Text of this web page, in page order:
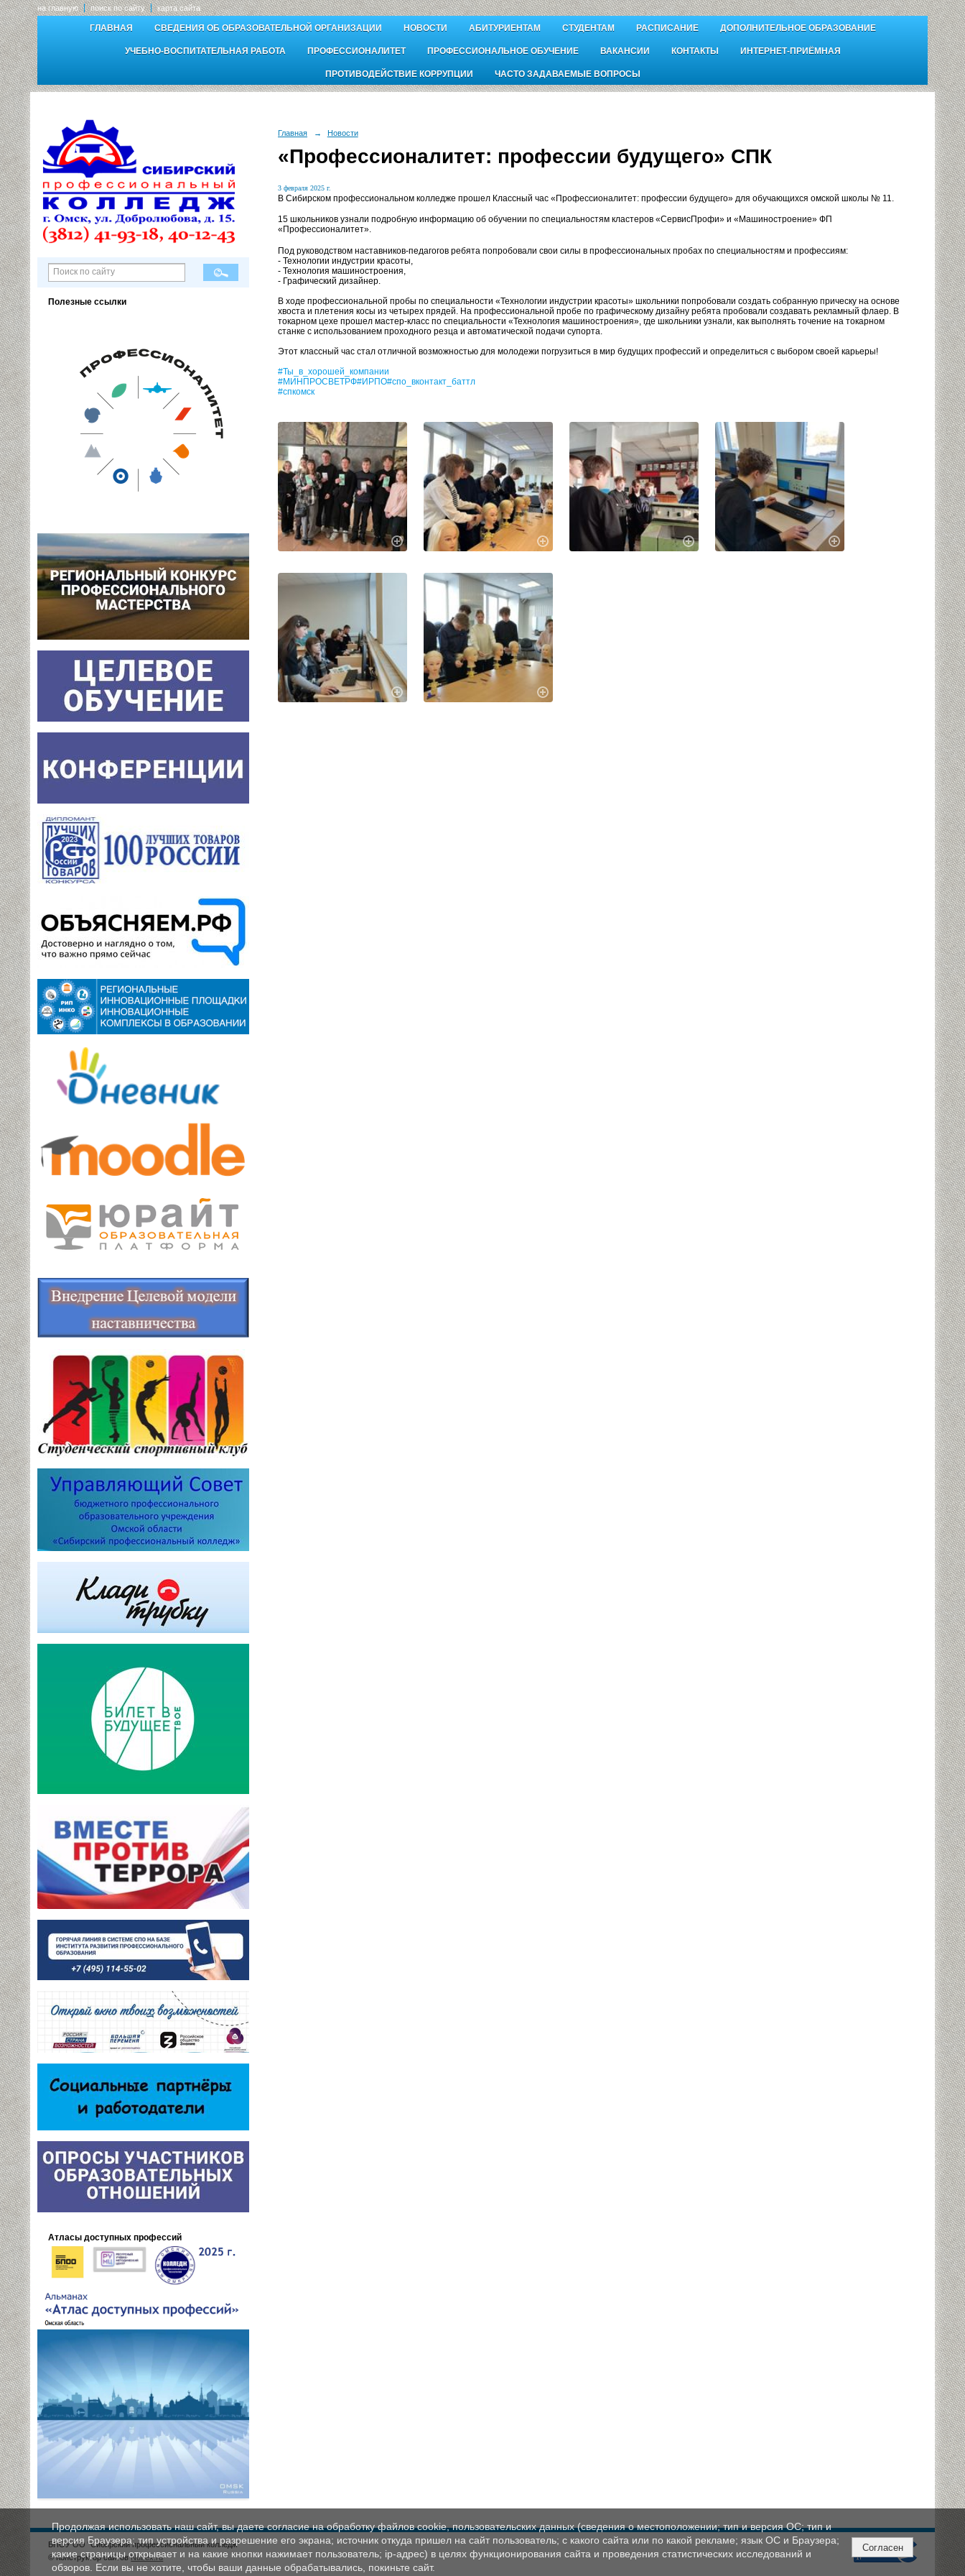
на главную поиск по сайту карта сайта
ГЛАВНАЯ СВЕДЕНИЯ ОБ ОБРАЗОВАТЕЛЬНОЙ ОРГАНИЗАЦИИ НОВОСТИ АБИТУРИЕНТАМ СТУДЕНТАМ РАСПИСАНИЕ ДОПОЛНИТЕЛЬНОЕ ОБРАЗОВАНИЕ
УЧЕБНО-ВОСПИТАТЕЛЬНАЯ РАБОТА ПРОФЕССИОНАЛИТЕТ ПРОФЕССИОНАЛЬНОЕ ОБУЧЕНИЕ ВАКАНСИИ КОНТАКТЫ ИНТЕРНЕТ-ПРИЁМНАЯ
ПРОТИВОДЕЙСТВИЕ КОРРУПЦИИ ЧАСТО ЗАДАВАЕМЫЕ ВОПРОСЫ
Полезные ссылки
Атласы доступных профессий
Главная → Новости
«Профессионалитет: профессии будущего» СПК
3 февраля 2025 г.
В Сибирском профессиональном колледже прошел Классный час «Профессионалитет: профессии будущего» для обучающихся омской школы № 11.
15 школьников узнали подробную информацию об обучении по специальностям кластеров «СервисПрофи» и «Машиностроение» ФП
«Профессионалитет».
Под руководством наставников-педагогов ребята попробовали свои силы в профессиональных пробах по специальностям и профессиям:
- Технологии индустрии красоты,
- Технология машиностроения,
- Графический дизайнер.
В ходе профессиональной пробы по специальности «Технологии индустрии красоты» школьники попробовали создать собранную прическу на основе
хвоста и плетения косы из четырех прядей. На профессиональной пробе по графическому дизайну ребята пробовали создавать рекламный флаер. В
токарном цехе прошел мастер-класс по специальности «Технология машиностроения», где школьники узнали, как выполнять точение на токарном
станке с использованием проходного резца и автоматической подачи супорта.
Этот классный час стал отличной возможностью для молодежи погрузиться в мир будущих профессий и определиться с выбором своей карьеры!
#Ты_в_хорошей_компании
#МИНПРОСВЕТРФ#ИРПО#спо_вконтакт_баттл
#спкомск
БПОУ ОО "Сибирский профессиональный колледж"
© Конструктор сайтовNubex.ru
Продолжая использовать наш сайт, вы даете согласие на обработку файлов cookie, пользовательских данных (сведения о местоположении; тип и версия ОС; тип и
версия Браузера; тип устройства и разрешение его экрана; источник откуда пришел на сайт пользователь; с какого сайта или по какой рекламе; язык ОС и Браузера;
какие страницы открывает и на какие кнопки нажимает пользователь; ip-адрес) в целях функционирования сайта и проведения статистических исследований и
обзоров. Если вы не хотите, чтобы ваши данные обрабатывались, покиньте сайт.
Согласен